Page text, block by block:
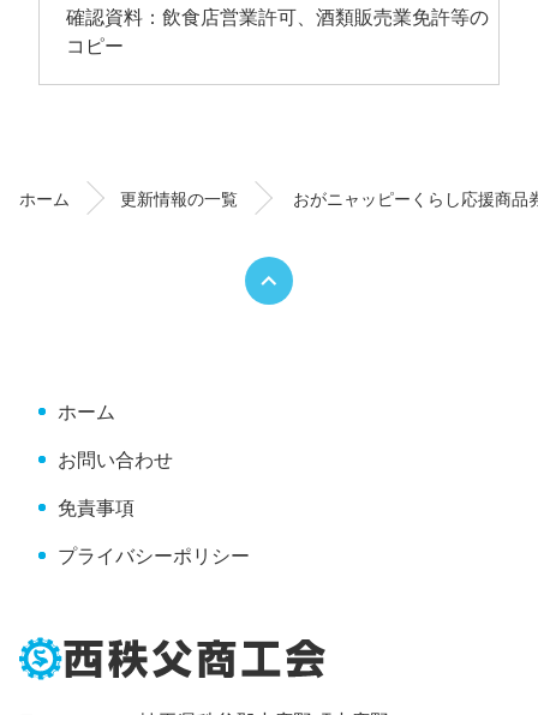
確認資料：飲食店営業許可、酒類販売業免許等の
コピー
ホーム 更新情報の一覧 おがニャッピーくらし応援商品
ホーム
お問い合わせ
免責事項
プライバシーポリシー